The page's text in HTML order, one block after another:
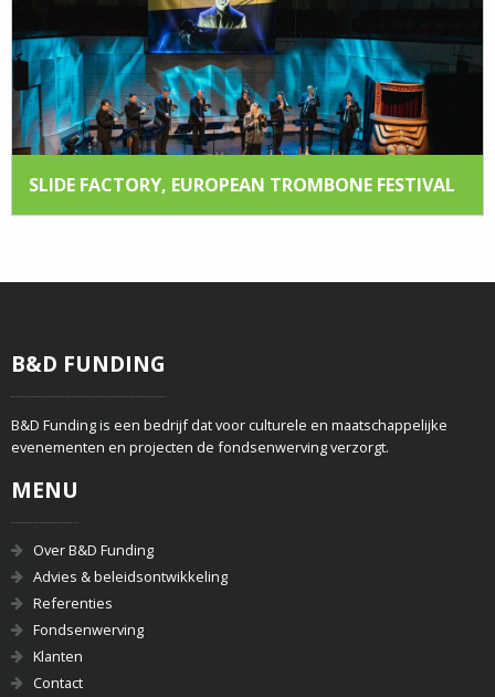
SLIDE FACTORY, EUROPEAN TROMBONE FESTIVAL
B&D FUNDING
B&D Funding is een bedrijf dat voor culturele en maatschappelijke
evenementen en projecten de fondsenwerving verzorgt.
MENU
Over B&D Funding
Advies & beleidsontwikkeling
Referenties
Fondsenwerving
Klanten
Contact